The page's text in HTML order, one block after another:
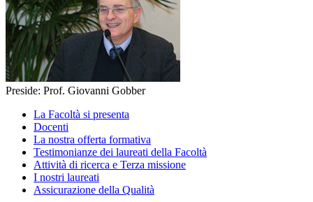
Preside: Prof. Giovanni Gobber
La Facoltà si presenta
Docenti
La nostra offerta formativa
Testimonianze dei laureati della Facoltà
Attività di ricerca e Terza missione
I nostri laureati
Assicurazione della Qualità